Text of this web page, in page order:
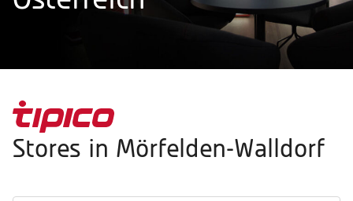
Stores in Mörfelden-Walldorf